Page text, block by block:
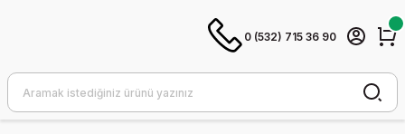
0 (532) 715 36 90